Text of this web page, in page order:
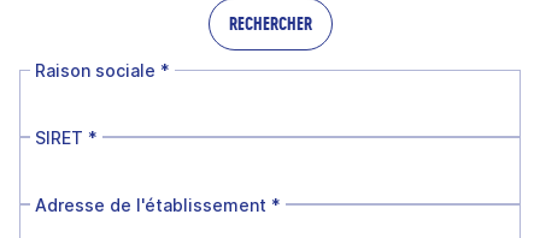
RECHERCHER
Raison sociale *
SIRET *
Adresse de l'établissement *